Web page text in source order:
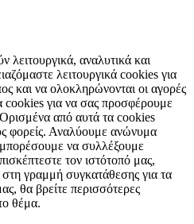
λειτουργικά, αναλυτικά και
λειτουργικά cookies για
και να ολοκληρώνονται οι αγορές
cookies για να σας προσφέρουμε
Ορισμένα από αυτά τα cookies
φορείς. Αναλύουμε ανώνυμα
να συλλέξουμε
τον ιστότοπό μας,
στη γραμμή συγκατάθεσης για τα
θα βρείτε περισσότερες
θέμα.